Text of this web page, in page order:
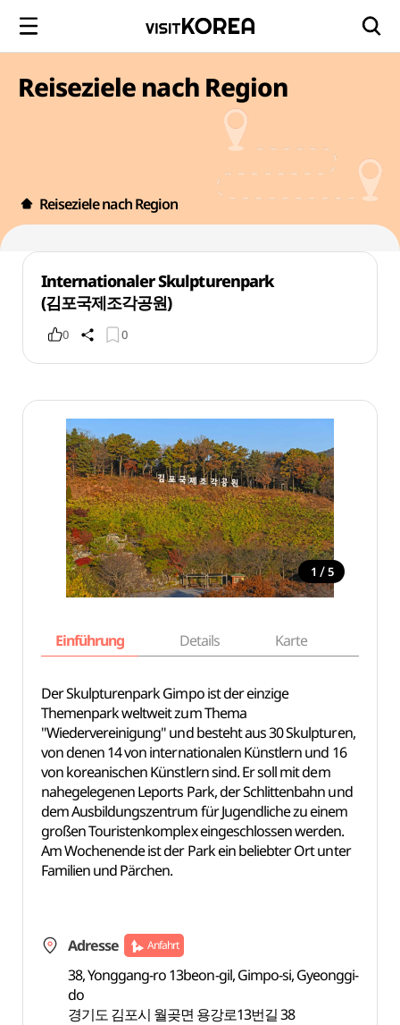
Reiseziele nach Region
Reiseziele nach Region
Internationaler Skulpturenpark
(김포국제조각공원)
0 0
1 / 5
Einführung Details Karte
Der Skulpturenpark Gimpo ist der einzige
Themenpark weltweit zum Thema
"Wiedervereinigung" und besteht aus 30 Skulpturen,
von denen 14 von internationalen Künstlern und 16
von koreanischen Künstlern sind. Er soll mit dem
nahegelegenen Leports Park, der Schlittenbahn und
dem Ausbildungszentrum für Jugendliche zu einem
großen Touristenkomplex eingeschlossen werden.
Am Wochenende ist der Park ein beliebter Ort unter
Familien und Pärchen.
Adresse Anfahrt
38, Yonggang-ro 13beon-gil, Gimpo-si, Gyeonggi-
do
경기도 김포시 월곶면 용강로13번길 38